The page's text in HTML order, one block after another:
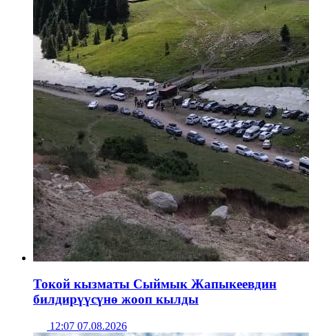
Токой кызматы Сыймык Жапыкеевдин
билдирүүсүнө жооп кылды
12:07 07.08.2026